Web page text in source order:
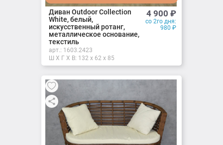
Добавлено
Диван Outdoor Collection
White, белый,
искусственный ротанг,
металлическое основание,
текстиль
4 900 ₽
со 2го дня:
980 ₽
арт.: 1603.2423
Ш X Г X В: 132 х 62 х 85